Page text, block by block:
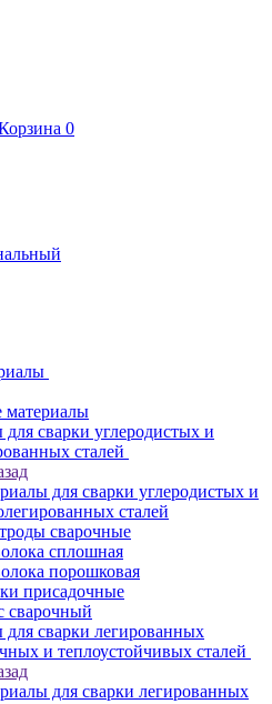
0
материалы
сварки углеродистых и
сталей
для сварки углеродистых и
сталей
сварочные
сплошная
порошковая
присадочные
сварочный
сварки легированных
и теплоустойчивых сталей
для сварки легированных